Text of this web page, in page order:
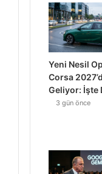
Yeni Nesil
Corsa
Geliyor: İşte
3 gün önce